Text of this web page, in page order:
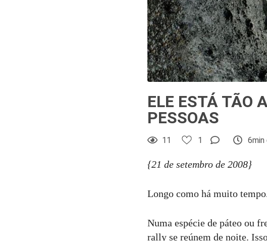
ELE ESTÁ TÃO
PESSOAS
11 1 6min
{21 de setembro de 2008}
Longo como há muito
Numa espécie de páteo ou
rally se reúnem de noite.